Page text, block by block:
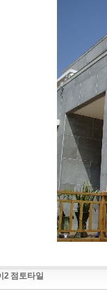
2 점토타일